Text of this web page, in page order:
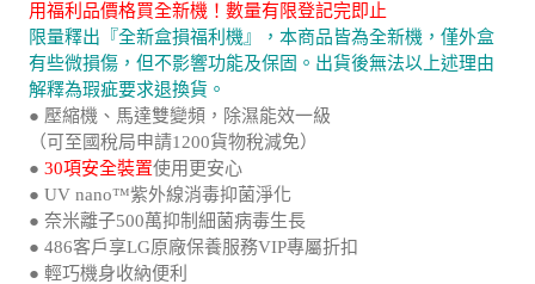
用福利品價格買全新機！數量有限登記完即止
限量釋出『全新盒損福利機』，本商品皆為全新機，僅外盒
有些微損傷，但不影響功能及保固。出貨後無法以上述理由
解釋為瑕疵要求退換貨。
● 壓縮機、馬達雙變頻，除濕能效一級
（可至國稅局申請1200貨物稅減免）
● 30項安全裝置使用更安心
● UV nano™紫外線消毒抑菌淨化
● 奈米離子500萬抑制細菌病毒生長
● 486客戶享LG原廠保養服務VIP專屬折扣
● 輕巧機身收納便利